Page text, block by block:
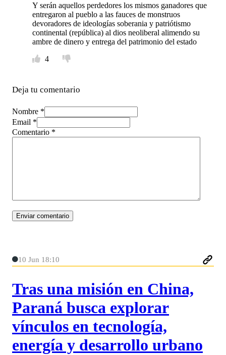
Y serán aquellos perdedores los mismos ganadores que
entregaron al pueblo a las fauces de monstruos
devoradores de ideologías soberania y patriótismo
continental (república) al dios neoliberal alimendo su
ambre de dinero y entrega del patrimonio del estado
4
Deja tu comentario
Nombre *
Email *
Comentario *
10 Jun 18:10
Tras una misión en China,
Paraná busca explorar
vínculos en tecnología,
energía y desarrollo urbano